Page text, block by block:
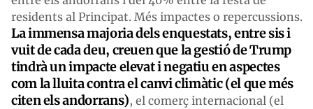
residents al Principat. Més impactes o repercussions.
La immensa majoria dels enquestats, entre sis i
vuit de cada deu, creuen que la gestió de Trump
tindrà un impacte elevat i negatiu en aspectes
com la lluita contra el canvi climàtic (el que més
citen els andorrans), el comerç internacional (el